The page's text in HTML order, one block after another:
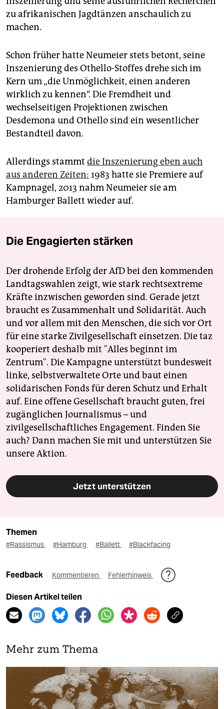
zu afrikanischen Jagdtänzen anschaulich zu
machen.
Schon früher hatte Neumeier stets betont, seine
Inszenierung des Othello-Stoffes drehe sich im
Kern um „die Unmöglichkeit, einen anderen
wirklich zu kennen“. Die Fremdheit und
wechselseitigen Projektionen zwischen
Desdemona und Othello sind ein wesentlicher
Bestandteil davon.
Allerdings stammt die Inszenierung eben auch
aus anderen Zeiten: 1983 hatte sie Premiere auf
Kampnagel, 2013 nahm Neumeier sie am
Hamburger Ballett wieder auf.
Die Engagierten stärken
Der drohende Erfolg der AfD bei den kommenden
Landtagswahlen zeigt, wie stark rechtsextreme
Kräfte inzwischen geworden sind. Gerade jetzt
braucht es Zusammenhalt und Solidarität. Auch
und vor allem mit den Menschen, die sich vor Ort
für eine starke Zivilgesellschaft einsetzen. Die taz
kooperiert deshalb mit "Alles beginnt im
Zentrum". Die Kampagne unterstützt bundesweit
linke, selbstverwaltete Orte und baut einen
solidarischen Fonds für deren Schutz und Erhalt
auf. Eine offene Gesellschaft braucht guten, frei
zugänglichen Journalismus – und
zivilgesellschaftliches Engagement. Finden Sie
auch? Dann machen Sie mit und unterstützen Sie
unsere Aktion.
Jetzt unterstützen
Themen
#Rassismus #Hamburg #Ballett #Blackfacing
Feedback Kommentieren Fehlerhinweis
Diesen Artikel teilen
Mehr zum Thema